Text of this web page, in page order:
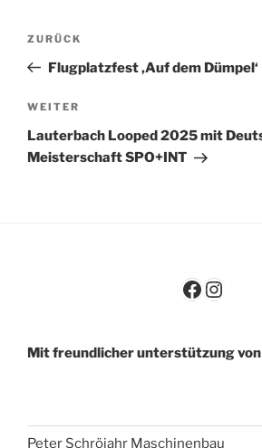
Beitrags-
Vorheriger
Beitrag
ZURÜCK
Flugplatzfest ‚Auf dem Dümpel‘
Nächster
Beitrag
WEITER
Lauterbach Looped 2025 mit
Meisterschaft SPO+INT
Mit freundlicher unterstützung von
Peter Schröjahr Maschinenbau